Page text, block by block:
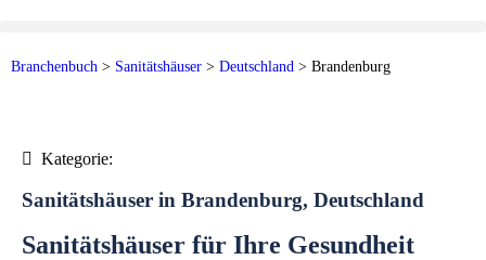
Branchenbuch > Sanitätshäuser > Deutschland > Brandenburg
Kategorie:
Sanitätshäuser in Brandenburg, Deutschland
Sanitätshäuser für Ihre Gesundheit